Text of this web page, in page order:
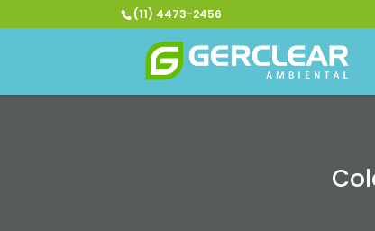
(11) 4473-2456